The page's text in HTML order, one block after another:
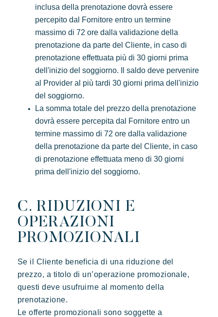
inclusa della prenotazione dovrà essere
percepito dal Fornitore entro un termine
massimo di 72 ore dalla validazione della
prenotazione da parte del Cliente, in caso di
prenotazione effettuata più di 30 giorni prima
dell'inizio del soggiorno. Il saldo deve pervenire
al Provider al più tardi 30 giorni prima dell'inizio
del soggiorno.
La somma totale del prezzo della prenotazione
dovrà essere percepita dal Fornitore entro un
termine massimo di 72 ore dalla validazione
della prenotazione da parte del Cliente, in caso
di prenotazione effettuata meno di 30 giorni
prima dell'inizio del soggiorno.
C. RIDUZIONI E
OPERAZIONI
PROMOZIONALI
Se il Cliente beneficia di una riduzione del
prezzo, a titolo di un’operazione promozionale,
questi deve usufruirne al momento della
prenotazione.
Le offerte promozionali sono soggette a